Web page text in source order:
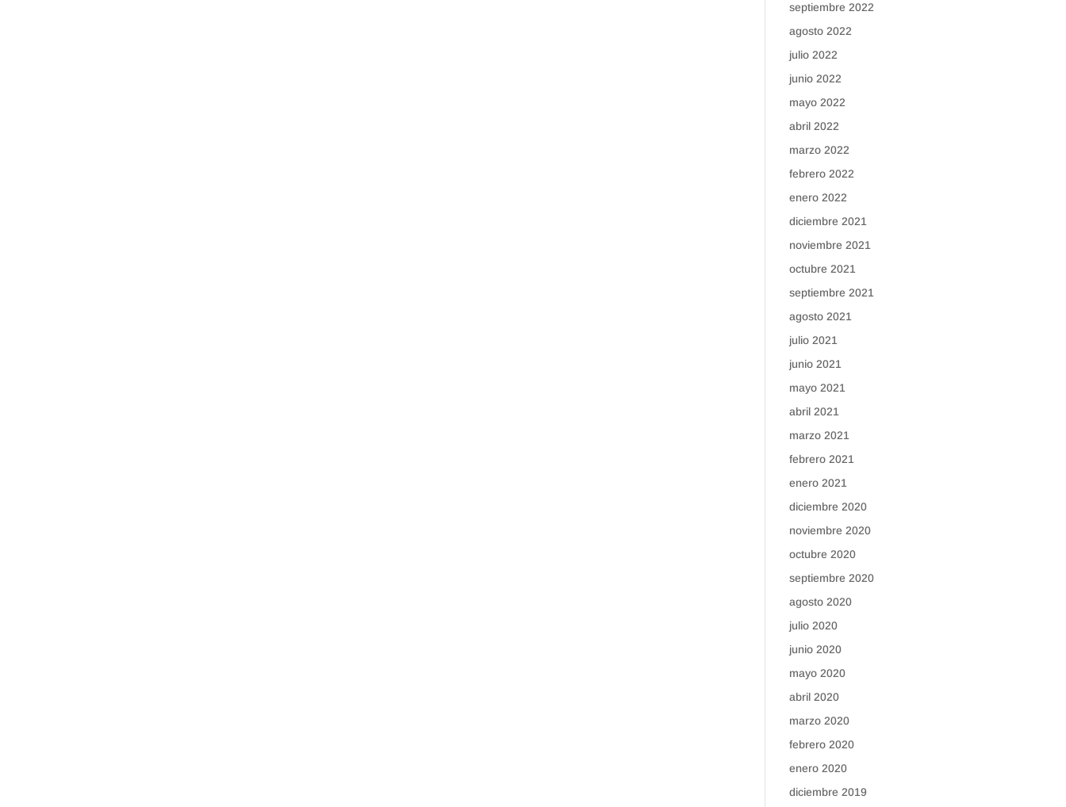
septiembre 2022
agosto 2022
julio 2022
junio 2022
mayo 2022
abril 2022
marzo 2022
febrero 2022
enero 2022
diciembre 2021
noviembre 2021
octubre 2021
septiembre 2021
agosto 2021
julio 2021
junio 2021
mayo 2021
abril 2021
marzo 2021
febrero 2021
enero 2021
diciembre 2020
noviembre 2020
octubre 2020
septiembre 2020
agosto 2020
julio 2020
junio 2020
mayo 2020
abril 2020
marzo 2020
febrero 2020
enero 2020
diciembre 2019